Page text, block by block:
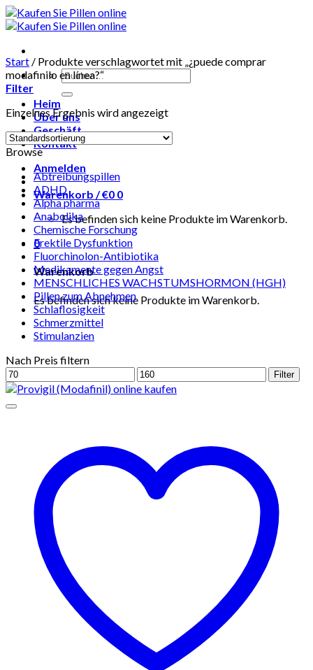
Skip
to
Suchen
nach:
Heim
Über uns
Geschäft
Kontakt
Anmelden
Warenkorb /€0 0
Es befinden sich keine Produkte im Warenkorb.
0
Warenkorb
Es befinden sich keine Produkte im Warenkorb.
Start / Produkte verschlagwortet mit „¿puede comprar
modafinilo en línea?“
Filter
Einzelnes Ergebnis wird angezeigt
Browse
Abtreibungspillen
ADHD
Alpha pharma
Anabolika
Chemische Forschung
Erektile Dysfunktion
Fluorchinolon-Antibiotika
Medikamente gegen Angst
MENSCHLICHES WACHSTUMSHORMON (HGH)
Pillen zum Abnehmen
Schlaflosigkeit
Schmerzmittel
Stimulanzien
Nach Preis filtern
Min.
Preis
Max.
Preis
Filter